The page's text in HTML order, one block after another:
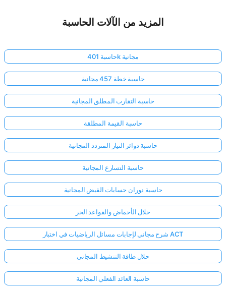
المزيد من الآلات الحاسبة
حاسبة 401k مجانية
حاسبة خطة 457 مجانية
حاسبة التقارب المطلق المجانية
حاسبة القيمة المطلقة
حاسبة دوائر التيار المتردد المجانية
حاسبة التسارع المجانية
حاسبة دوران حسابات القبض المجانية
حلال الأحماض والقواعد الحر
شرح مجاني لإجابات مسائل الرياضيات في اختبار ACT
حلال طاقة التنشيط المجاني
حاسبة العائد الفعلي المجانية